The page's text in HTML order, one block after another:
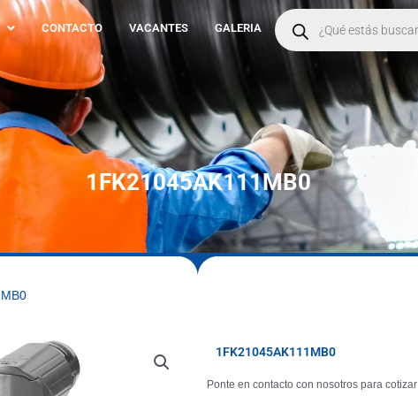
CONTACTO VACANTES GALERIA
Products
search
1FK21045AK111MB0
1FK21045AK111MB0
Ponte en contacto con nosotros para cotizar